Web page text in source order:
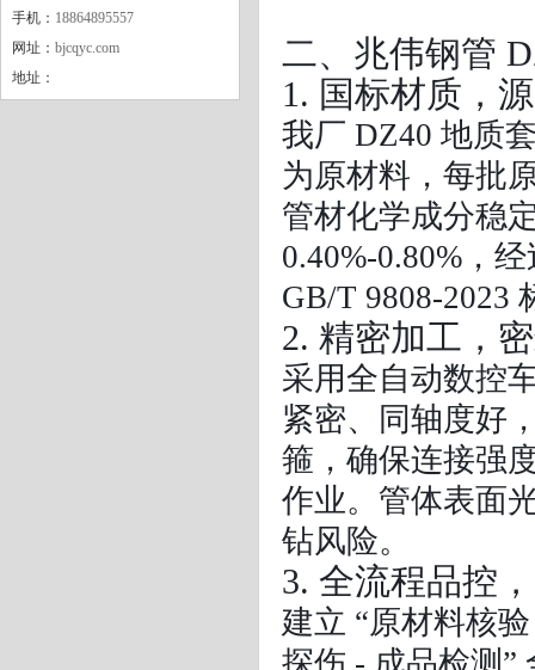
手机： 18864895557
网址： bjcqyc.com
地址：
二、兆伟钢管
1. 国标材质，
我厂 DZ40 地质
为原材料，每批
管材化学成分稳
0.40%-0.80%，
GB/T 9808-2023
2. 精密加工，
采用全自动数控
紧密、同轴度好
箍，确保连接强
作业。管体表面
钻风险。
3. 全流程品控
建立 “原材料核
探伤 - 成品检测”